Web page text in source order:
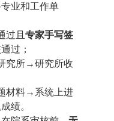
业和工作单
过且专家手写签
过；
究所→研究所收
材料→系统上进
绩。